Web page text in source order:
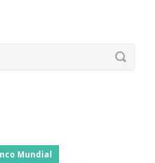
Mundial